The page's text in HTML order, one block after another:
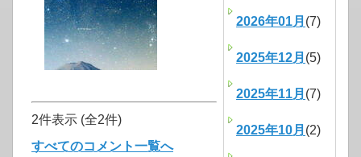
2件表示 (全2件)
すべてのコメント一覧へ
2026年01月 (7)
2025年12月 (5)
2025年11月 (7)
2025年10月 (2)